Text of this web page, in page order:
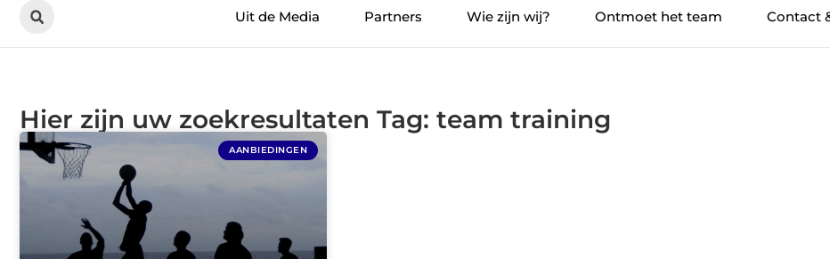
Uit de Media Partners Wie zijn wij? Ontmoet het team Contact
Hier zijn uw zoekresultaten Tag: team training
AANBIEDINGEN